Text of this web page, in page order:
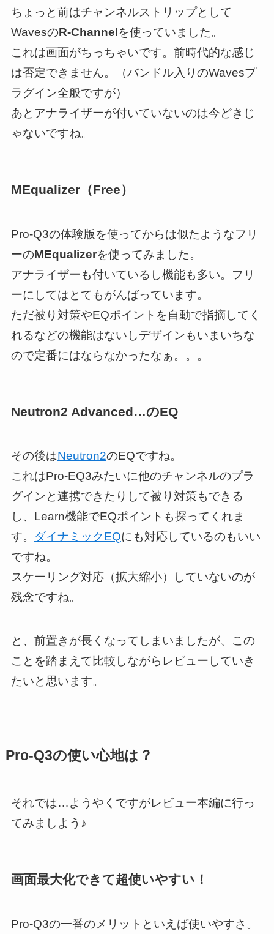
ちょっと前はチャンネルストリップとして
WavesのR-Channel を使っていました。
これは画面がちっちゃいです。前時代的な感じ
は否定できません。（バンドル入りのWavesプ
ラグイン全般ですが）
あとアナライザーが付いていないのは今どきじ
ゃないですね。
MEqualizer（Free）
Pro-Q3の体験版を使ってからは似たようなフリ
ーのMEqualizerを使ってみました。
アナライザーも付いているし機能も多い。フリ
ーにしてはとてもがんばっています。
ただ被り対策やEQポイントを自動で指摘してく
れるなどの機能はないしデザインもいまいちな
ので定番にはならなかったなぁ。。。
Neutron2 Advanced…のEQ
その後はNeutron2のEQですね。
これはPro-EQ3みたいに他のチャンネルのプラ
グインと連携できたりして被り対策もできる
し、Learn機能でEQポイントも探ってくれま
す。 ダイナミックEQにも対応しているのもいい
ですね。
スケーリング対応（拡大縮小）していないのが
残念ですね。
と、前置きが長くなってしまいましたが、この
ことを踏まえて比較しながらレビューしていき
たいと思います。
Pro-Q3の使い心地は？
それでは…ようやくですがレビュー本編に行っ
てみましよう♪
画面最大化できて超使いやすい！
Pro-Q3の一番のメリットといえば使いやすさ。